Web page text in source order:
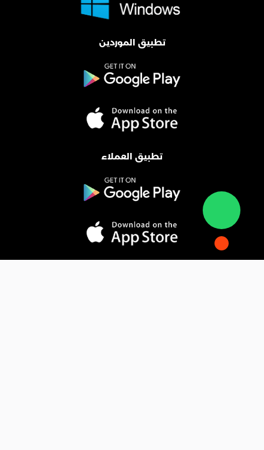
تطبيق الموردين
تطبيق العملاء